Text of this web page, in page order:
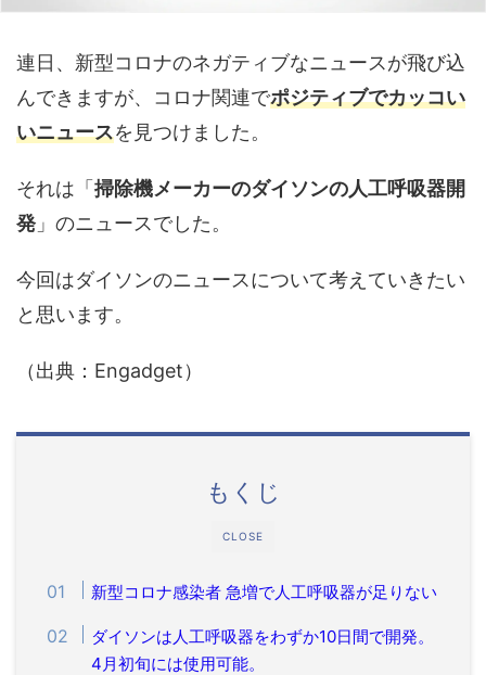
連日、新型コロナのネガティブなニュースが飛び込
んできますが、コロナ関連でポジティブでカッコい
いニュースを見つけました。
それは「掃除機メーカーのダイソンの人工呼吸器開
発 」のニュースでした。
今回はダイソンのニュースについて考えていきたい
と思います。
（出典：Engadget）
CLOSE
もくじ
新型コロナ感染者 急増で人工呼吸器が足りない
ダイソンは人工呼吸器をわずか10日間で開発。
4月初旬には使用可能。